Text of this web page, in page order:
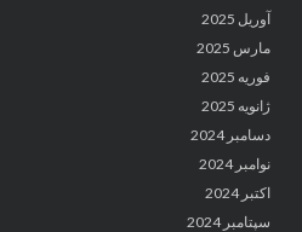
آوریل 2025
مارس 2025
فوریه 2025
ژانویه 2025
دسامبر 2024
نوامبر 2024
اکتبر 2024
سپتامبر 2024